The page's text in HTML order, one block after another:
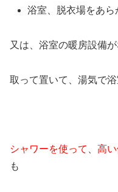
浴室、脱衣場をあ
又は、浴室の暖房設備
取って置いて、湯気で浴
シャワーを使って 高
も